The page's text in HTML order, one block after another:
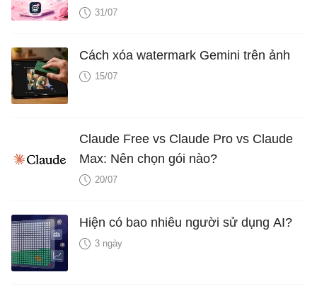
31/07
Cách xóa watermark Gemini trên ảnh
15/07
Claude Free vs Claude Pro vs Claude
Max: Nên chọn gói nào?
20/07
Hiện có bao nhiêu người sử dụng AI?
3 ngày